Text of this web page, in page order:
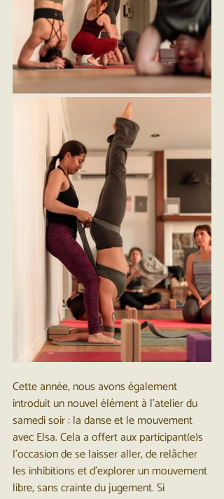
Cette année, nous avons également
introduit un nouvel élément à l'atelier du
samedi soir : la danse et le mouvement
avec Elsa. Cela a offert aux participant(e)s
l’occasion de se laisser aller, de relâcher
les inhibitions et d'explorer un mouvement
libre, sans crainte du jugement. Si